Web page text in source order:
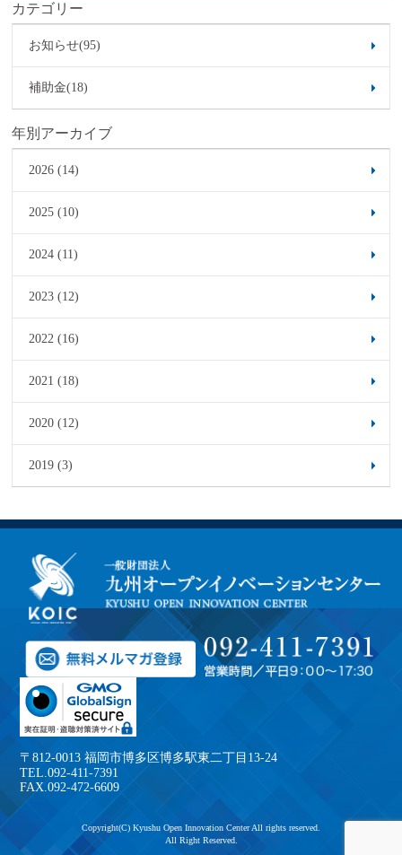
カテゴリー
お知らせ(95)
補助金(18)
年別アーカイブ
2026 (14)
2025 (10)
2024 (11)
2023 (12)
2022 (16)
2021 (18)
2020 (12)
2019 (3)
〒812-0013 福岡市博多区博多駅東二丁目13-24
TEL.092-411-7391
FAX.092-472-6609
Copyright(C) Kyushu Open Innovation Center All rights reserved.
All Right Reserved.